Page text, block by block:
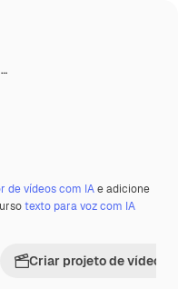
de vídeos com IAe adicione
texto para voz com IA
Criar projeto de vídeo